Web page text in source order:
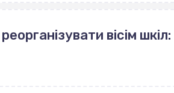
вісім шкіл: